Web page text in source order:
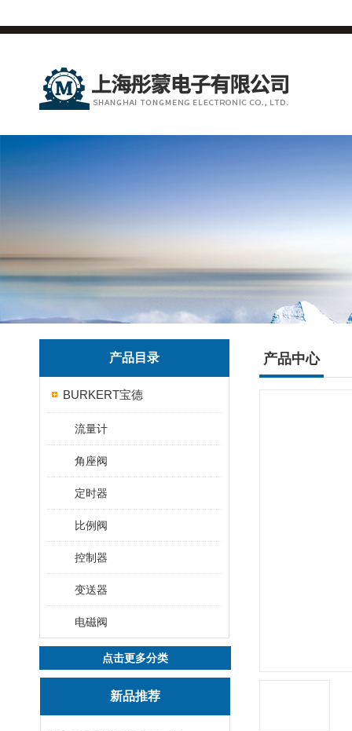
产品目录
BURKERT宝德
流量计
角座阀
定时器
比例阀
控制器
变送器
电磁阀
点击更多分类
新品推荐
产品中心